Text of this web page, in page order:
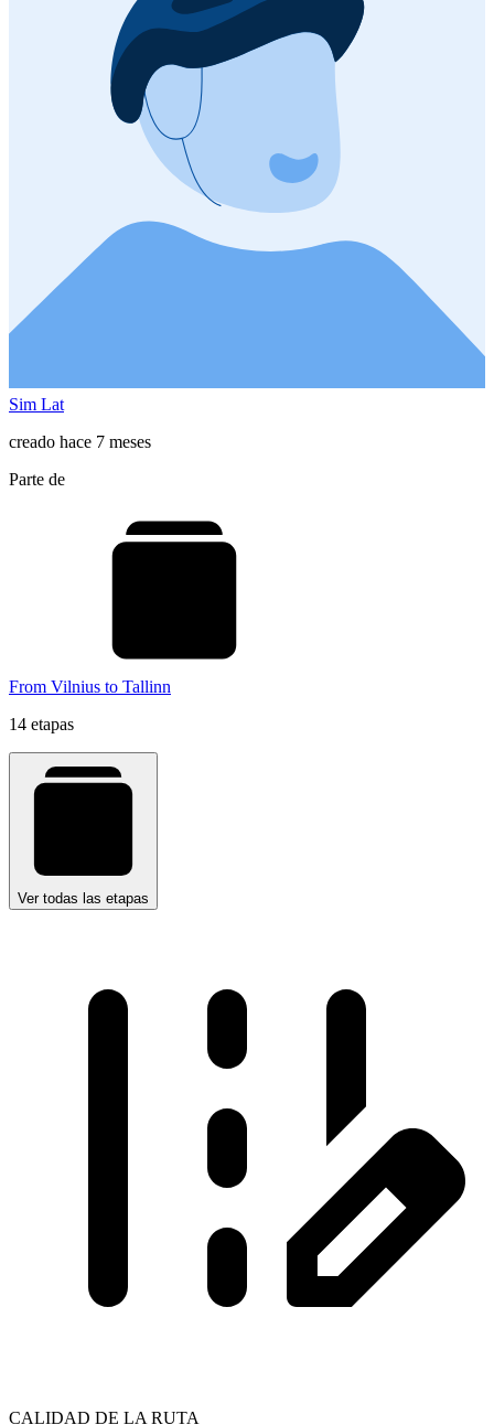
Sim Lat
creado hace 7 meses
Parte de
From Vilnius to Tallinn
14 etapas
Ver todas las etapas
CALIDAD DE LA RUTA